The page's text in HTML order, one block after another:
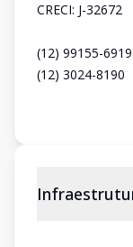
CRECI: J-32672
(12) 99155-6919
(12) 3024-8190